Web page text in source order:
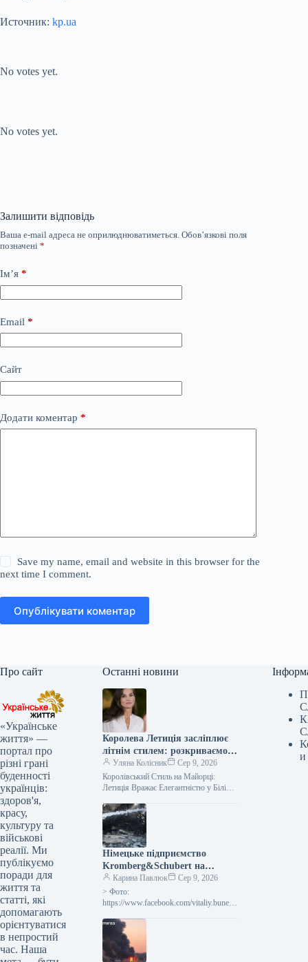
Источник: kp.ua
No votes yet.
No votes yet.
Залишити відповідь
Ваша e-mail адреса не оприлюднюватиметься. Обов’язкові поля
позначені *
Ім’я *
Email *
Сайт
Додати коментар *
Save my name, email and website in this browser for the
next time I comment.
Опублікувати коментар
Про сайт
«Українське
життя» —
портал про
різні грані
буденності
українців:
здоров'я,
красу,
культуру та
військові
реалії. Ми
публікуємо
поради для
життя та
статті, які
допомагають
орієнтуватися
в непростий
час. Наша
Останні новини
Королева Летиція засліплює
літнім стилем: розкриваємо
секрети її наймодніших
образів
Уляна Колісник
Сер 9, 2026
Королівський Стиль на Майорці:
Летиція Вражає Елегантністю у Білій
королівська родина розпочала серпень
з відпочинку…
Німецьке підприємство
Kromberg&Schubert на
Житомирщині припинило
діяльність через обстріл
Росією
Карина Павлюк
Сер 9, 2026
> Фото:
https://www.facebook.com/vitaliy.bunech
Шуберт Житомир” (село Оліївка,
Житомирський район, Житомирська
область), що належить німецькому
виробнику комплектуючих для…
и